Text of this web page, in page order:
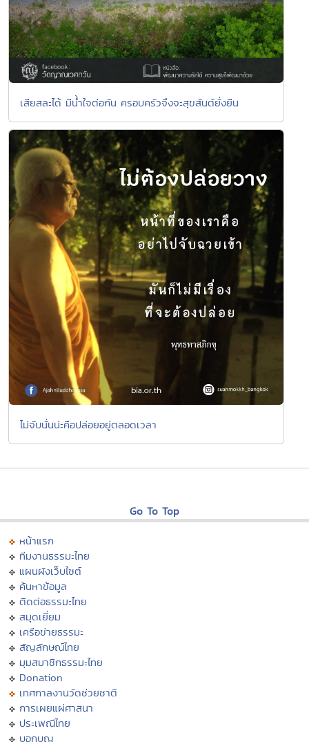
เสียสละได้ มีน้ำใจต่อกัน ครอบครัวจึงจะสุขสันต์ยั่งยืน
ไม่จับนั่นน่ะคือปล่อยอยู่ตลอดเวลา
Go To Top
หน้าแรก
ทีมงานธรรมะไทย
แผนผังเว็บไซต์
ค้นหาข้อมูล
ติดต่อธรรมะไทย
สมุดเยี่ยม
เครือข่ายธรรมะ
สัญลักษณ์ไทย
มุมสมาชิกธรรมะไทย
Donation
เทศกาลงานวัดช่วยชาติ
การเผยแผ่ศาสนา
ประเพณีไทย
บอกบุญ